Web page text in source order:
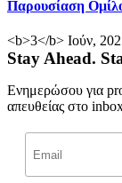
Παρουσίαση
<b>3</b> Ιούν,
Stay Ahead.
Ενημερώσου για
απευθείας στο